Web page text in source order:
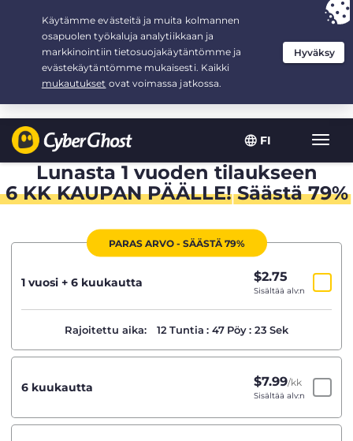
FI
Your choice:The Best Dealfor 1.5-years at $
Lunasta 1 vuoden tilaukseen
6 KK KAUPAN PÄÄLLE!Säästä 79%
PARAS ARVO - SÄÄSTÄ 79%
1 vuosi + 6 kuukautta $2.75
Sisältää alv:n
Rajoitettu aika: 12 Tuntia : 47 Pöy: 22 Sek
6 kuukautta $7.99/kk
Sisältää alv:n